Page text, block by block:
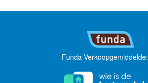
Funda Verkoopgemiddelde: